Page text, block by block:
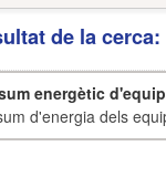
de la
energètic
d'energia dels